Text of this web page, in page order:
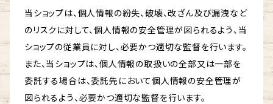
当ショップは、個人情報の紛失、破壊、改ざん及び漏洩など
のリスクに対して、個人情報の安全管理が図られるよう、当
ショップの従業員に対し、必要かつ適切な監督を行います。
また、当ショップは、個人情報の取扱いの全部又は一部を
委託する場合は、委託先において個人情報の安全管理が
図られるよう、必要かつ適切な監督を行います。